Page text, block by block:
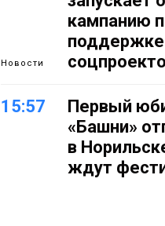
Новости
кампанию
поддержке
15:57
Первый
«Башни»
в
ждут